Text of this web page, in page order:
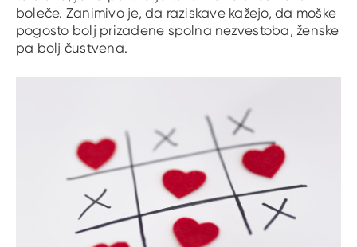
boleče. Zanimivo je, da raziskave kažejo, da moške
pogosto bolj prizadene spolna nezvestoba, ženske
pa bolj čustvena.